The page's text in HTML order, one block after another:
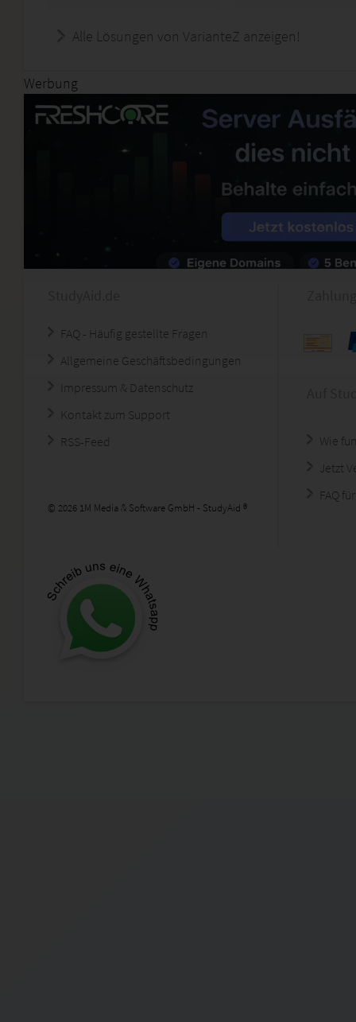
Alle Lösungen von VarianteZ anzeigen!
Werbung
FAQ - Häufig gestellte Fragen
Allgemeine Geschäftsbedingungen
Impressum & Datenschutz
Kontakt zum Support
RSS-Feed
© 2026 1M Media & Software GmbH - StudyAid ®
Wie
Jetzt
FAQ